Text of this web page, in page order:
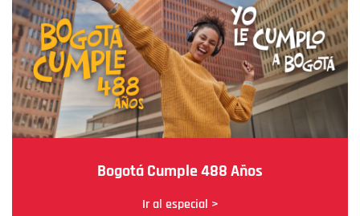
Bogotá Cumple 488 Años
Ir al especial >